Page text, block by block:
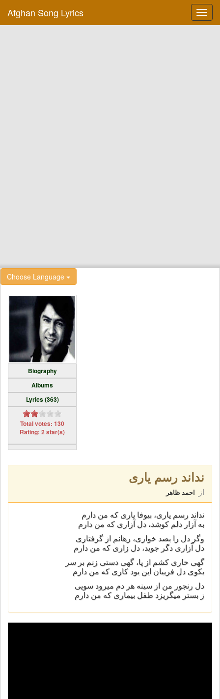
Afghan Song Lyrics
Choose Language
Biography
Albums
Lyrics (363)
Total votes: 130
Rating: 2 star(s)
نداند رسم ياری
از احمد ظاهر
نداند رسم ياری، بيوفا ياری که من دارم
به آزار دلم کوشد، دل آزاری که من دارم
وگر دل را بصد خواری، رهانم از گرفتاری
دل آزاری دگر جويد، دل زاری که من دارم
گهی خاری کشم از پا، گهی دستی زنم بر سر
بکوی دل فريبان اين بود کاری که من دارم
دل رنجور من از سينه هر دم ميرود سويی
ز بستر ميگريزد طفل بيماری که من دارم